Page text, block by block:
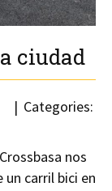
ciudad
Categories:
nos
un carril bici en